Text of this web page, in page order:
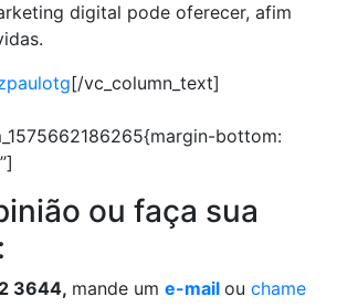
digital pode oferecer, afim
[/vc_column_text]
bottom:
ou faça sua
3644, mande um e-mail ou chame